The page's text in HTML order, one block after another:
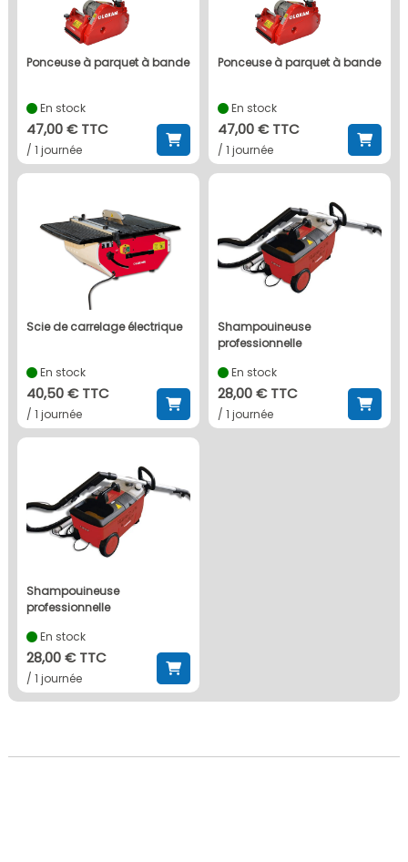
ponceuse à parquet à bande
En stock
47,00 € TTC
/ 1 journée
ponceuse à parquet à bande
En stock
47,00 € TTC
/ 1 journée
scie de carrelage électrique
En stock
40,50 € TTC
/ 1 journée
shampouineuse
professionnelle
En stock
28,00 € TTC
/ 1 journée
shampouineuse
professionnelle
En stock
28,00 € TTC
/ 1 journée